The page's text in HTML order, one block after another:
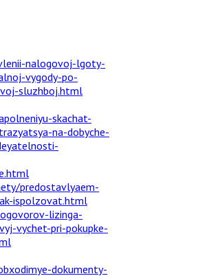
nalogovoj-lgoty-
vygody-po-
sluzhboj.html
skachat-
na-dobyche-
predostavlyaem-
ispolzovat.html
lizinga-
vychet-pri-pokupke-
dokumenty-